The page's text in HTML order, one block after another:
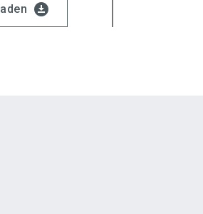
download_for_offline